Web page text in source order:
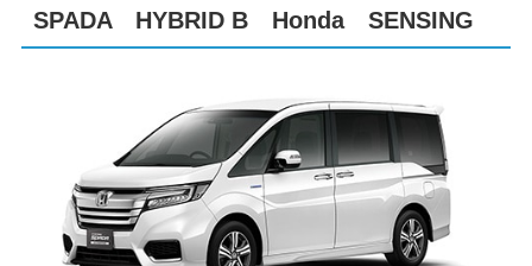
SPADA HYBRID B Honda SENSING